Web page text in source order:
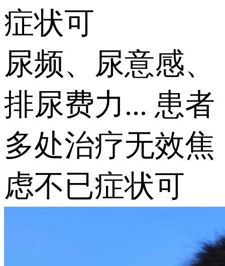
症状可
尿频、尿意感、
排尿费力... 患者
多处治疗无效焦
虑不已症状可